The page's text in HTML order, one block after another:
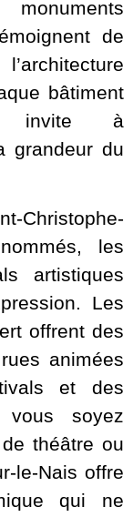
de
bâtiment
invite à
grandeur du
Christophe-
les
artistiques
Les
offrent des
animées
et des
vous soyez
théâtre ou
le-Nais offre
qui ne